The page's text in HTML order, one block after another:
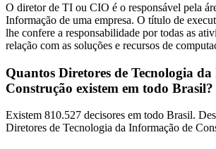
O diretor de TI ou CIO é o responsável pela
Informação de uma empresa. O título de
lhe confere a responsabilidade por todas as
relação com as soluções e recursos de
Quantos Diretores de Tecnologia
Construção existem em todo Brasil?
Existem 810.527 decisores em todo Brasil.
Diretores de Tecnologia da Informação de